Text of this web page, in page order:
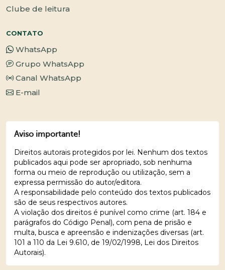
Clube de leitura
CONTATO
WhatsApp
Grupo WhatsApp
Canal WhatsApp
E-mail
Aviso importante!
Direitos autorais protegidos por lei. Nenhum dos textos
publicados aqui pode ser apropriado, sob nenhuma
forma ou meio de reprodução ou utilização, sem a
expressa permissão do autor/editora.
A responsabilidade pelo conteúdo dos textos publicados
são de seus respectivos autores.
A violação dos direitos é punível como crime (art. 184 e
parágrafos do Código Penal), com pena de prisão e
multa, busca e apreensão e indenizações diversas (art.
101 a 110 da Lei 9.610, de 19/02/1998, Lei dos Direitos
Autorais).